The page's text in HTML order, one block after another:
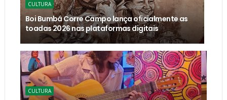
CULTURA
Boi Bumbá Corre Campo lança oficialmente as
toadas 2026 nas plataformas digitais
CULTURA